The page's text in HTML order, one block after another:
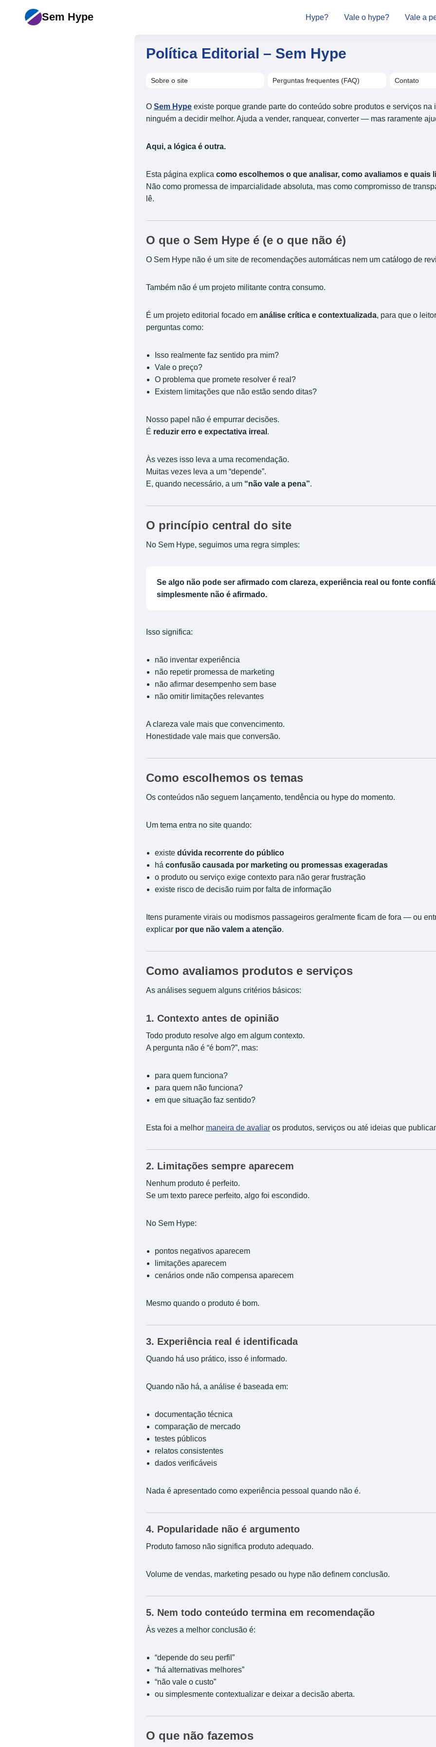
Sem Hype Hype? Vale o hype? Vale a
Política Editorial – Sem Hype
Sobre o site Perguntas frequentes (FAQ) Contato
O Sem Hype existe porque grande parte do conteúdo sobre produtos e serviços na
ninguém a decidir melhor. Ajuda a vender, ranquear, converter — mas raramente
Aqui, a lógica é outra.
Esta página explica como escolhemos o que analisar, como avaliamos e quais
Não como promessa de imparcialidade absoluta, mas como compromisso de
lê.
O que o Sem Hype é (e o que não é)
O Sem Hype não é um site de recomendações automáticas nem um catálogo de
Também não é um projeto militante contra consumo.
É um projeto editorial focado em análise crítica e contextualizada, para que o
perguntas como:
Isso realmente faz sentido pra mim?
Vale o preço?
O problema que promete resolver é real?
Existem limitações que não estão sendo ditas?
Nosso papel não é empurrar decisões.
É reduzir erro e expectativa irreal .
Às vezes isso leva a uma recomendação.
Muitas vezes leva a um “depende”.
E, quando necessário, a um “não vale a pena”.
O princípio central do site
No Sem Hype, seguimos uma regra simples:
Se algo não pode ser afirmado com clareza, experiência real ou fonte
simplesmente não é afirmado.
Isso significa:
não inventar experiência
não repetir promessa de marketing
não afirmar desempenho sem base
não omitir limitações relevantes
A clareza vale mais que convencimento.
Honestidade vale mais que conversão.
Como escolhemos os temas
Os conteúdos não seguem lançamento, tendência ou hype do momento.
Um tema entra no site quando:
existe dúvida recorrente do público
há confusão causada por marketing ou promessas exageradas
o produto ou serviço exige contexto para não gerar frustração
existe risco de decisão ruim por falta de informação
Itens puramente virais ou modismos passageiros geralmente ficam de fora — ou
explicar por que não valem a atenção.
Como avaliamos produtos e serviços
As análises seguem alguns critérios básicos:
1. Contexto antes de opinião
Todo produto resolve algo em algum contexto.
A pergunta não é “é bom?”, mas:
para quem funciona?
para quem não funciona?
em que situação faz sentido?
Esta foi a melhor maneira de avaliar os produtos, serviços ou até ideias que
2. Limitações sempre aparecem
Nenhum produto é perfeito.
Se um texto parece perfeito, algo foi escondido.
No Sem Hype:
pontos negativos aparecem
limitações aparecem
cenários onde não compensa aparecem
Mesmo quando o produto é bom.
3. Experiência real é identificada
Quando há uso prático, isso é informado.
Quando não há, a análise é baseada em:
documentação técnica
comparação de mercado
testes públicos
relatos consistentes
dados verificáveis
Nada é apresentado como experiência pessoal quando não é.
4. Popularidade não é argumento
Produto famoso não significa produto adequado.
Volume de vendas, marketing pesado ou hype não definem conclusão.
5. Nem todo conteúdo termina em recomendação
Às vezes a melhor conclusão é:
“depende do seu perfil”
“há alternativas melhores”
“não vale o custo”
ou simplesmente contextualizar e deixar a decisão aberta.
O que não fazemos